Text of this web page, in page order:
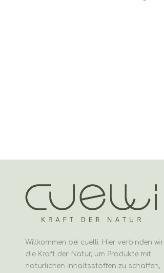
Willkommen bei cuelli. Hier verbinden wir
die Kraft der Natur, um Produkte mit
natürlichen Inhaltsstoffen zu schaffen,